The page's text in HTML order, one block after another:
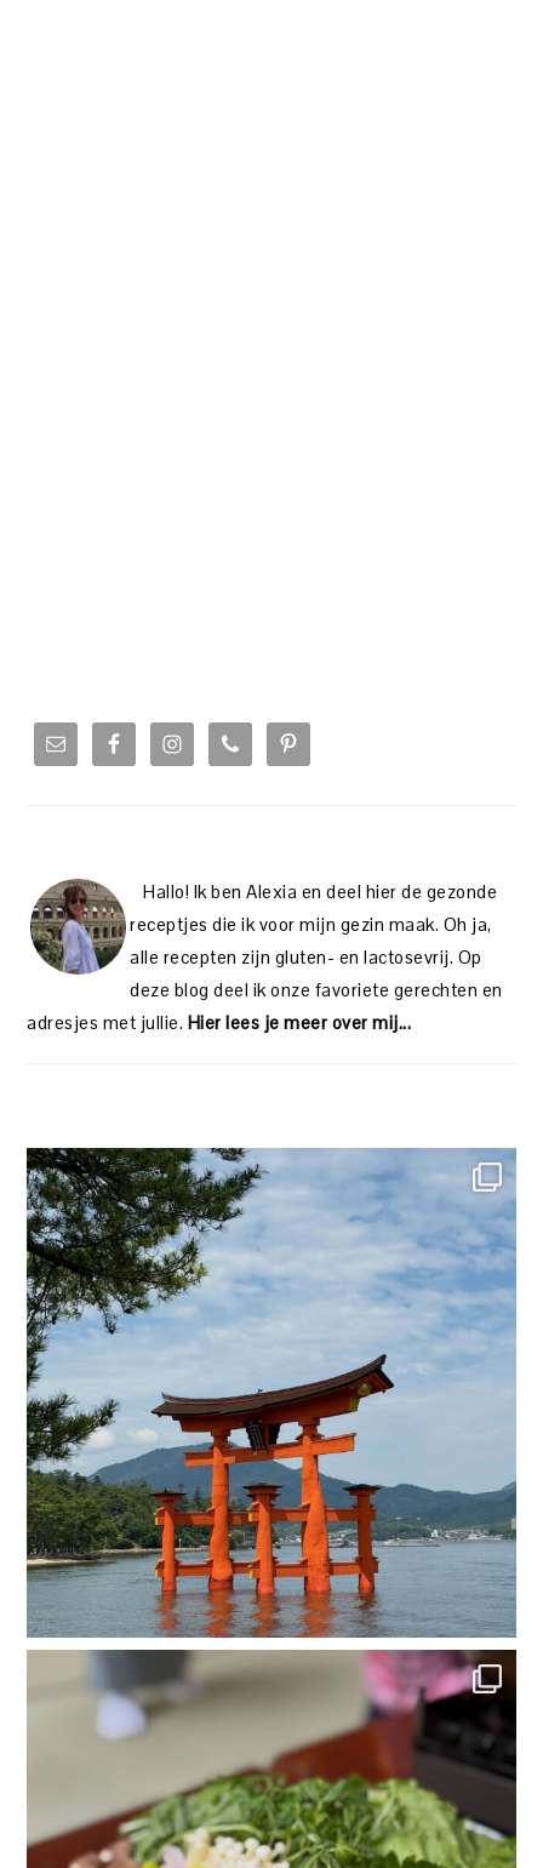
SIDEBAR
Hallo! Ik ben Alexia en deel hier de gezonde
receptjes die ik voor mijn gezin maak. Oh ja,
alle recepten zijn gluten- en lactosevrij. Op
deze blog deel ik onze favoriete gerechten en
adresjes met jullie. Hier lees je meer over mij...